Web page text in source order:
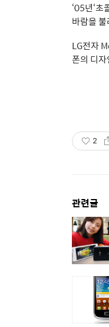
‘05년‘초
바람을
LG전자
폰의 디
2
관련글